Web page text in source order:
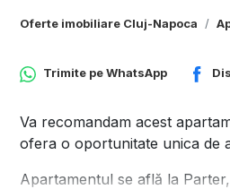
Oferte imobiliare Cluj-Napoca
Trimite peWhatsApp
Va recomandam acest
ofera o oportunitate unica de
Apartamentul se află la